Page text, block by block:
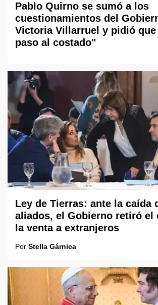
Pablo Quirno se sumó a los
cuestionamientos del
Victoria Villarruel y pidió que
paso al costado"
Ley de Tierras: ante la caída
aliados, el Gobierno retiró el
la venta a extranjeros
Por Stella Gárnica